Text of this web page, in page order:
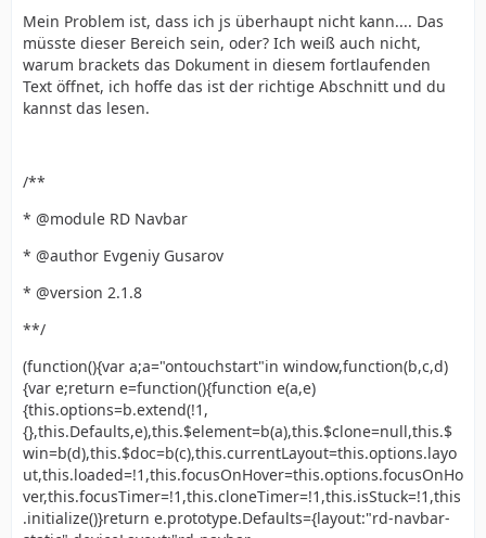
Mein Problem ist, dass ich js überhaupt nicht kann.... Das
müsste dieser Bereich sein, oder? Ich weiß auch nicht,
warum brackets das Dokument in diesem fortlaufenden
Text öffnet, ich hoffe das ist der richtige Abschnitt und du
kannst das lesen.
/**
* @module RD Navbar
* @author Evgeniy Gusarov
* @version 2.1.8
**/
(function(){var a;a="ontouchstart"in window,function(b,c,d)
{var e;return e=function(){function e(a,e)
{this.options=b.extend(!1,
{},this.Defaults,e),this.$element=b(a),this.$clone=null,this.$
win=b(d),this.$doc=b(c),this.currentLayout=this.options.layo
ut,this.loaded=!1,this.focusOnHover=this.options.focusOnHo
ver,this.focusTimer=!1,this.cloneTimer=!1,this.isStuck=!1,this
.initialize()}return e.prototype.Defaults={layout:"rd-navbar-